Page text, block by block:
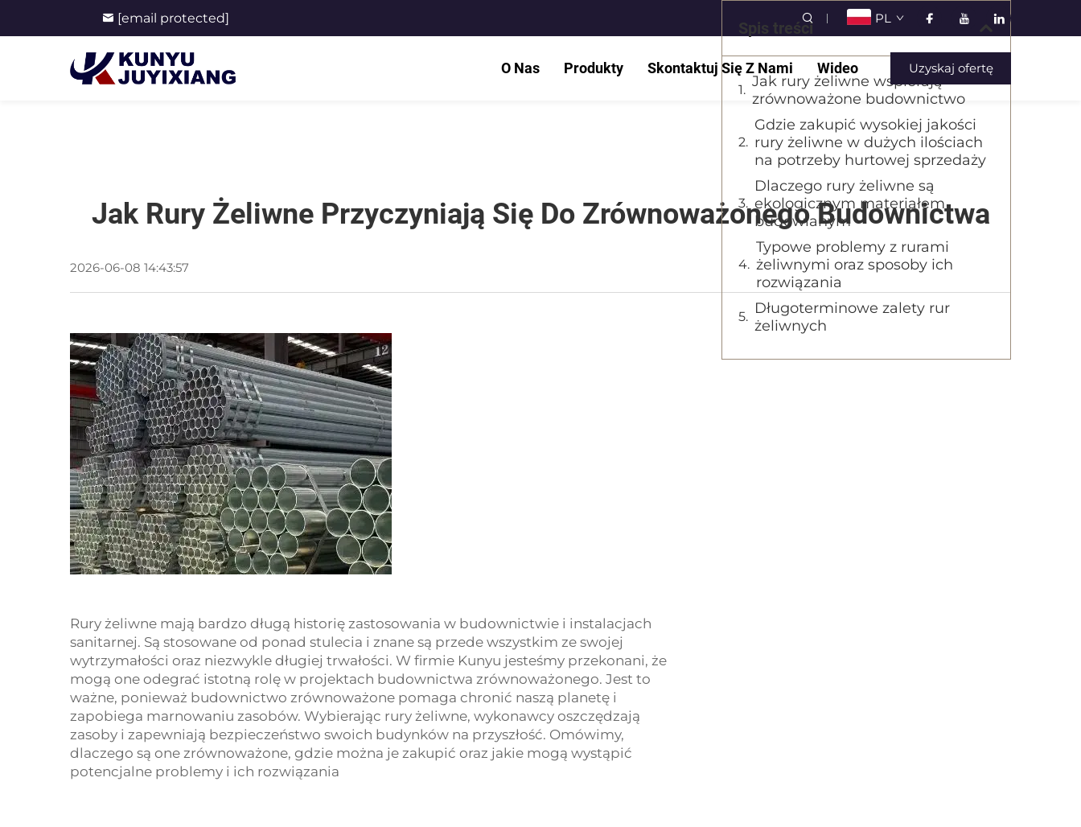
[email protected] PL
O Nas Produkty Skontaktuj Się Z Nami Wideo Uzyskaj ofertę
Jak Rury Żeliwne Przyczyniają Się Do Zrównoważonego Budownictwa
2026-06-08 14:43:57
Rury żeliwne mają bardzo długą historię zastosowania w budownictwie i instalacjach
sanitarnej. Są stosowane od ponad stulecia i znane są przede wszystkim ze swojej
wytrzymałości oraz niezwykle długiej trwałości. W firmie Kunyu jesteśmy przekonani, że
mogą one odegrać istotną rolę w projektach budownictwa zrównoważonego. Jest to
ważne, ponieważ budownictwo zrównoważone pomaga chronić naszą planetę i
zapobiega marnowaniu zasobów. Wybierając rury żeliwne, wykonawcy oszczędzają
zasoby i zapewniają bezpieczeństwo swoich budynków na przyszłość. Omówimy,
dlaczego są one zrównoważone, gdzie można je zakupić oraz jakie mogą wystąpić
potencjalne problemy i ich rozwiązania
Spis treści
Jak rury żeliwne wspierają
zrównoważone budownictwo
Gdzie zakupić wysokiej jakości
rury żeliwne w dużych ilościach
na potrzeby hurtowej sprzedaży
Dlaczego rury żeliwne są
ekologicznym materiałem
budowlanym
Typowe problemy z rurami
żeliwnymi oraz sposoby ich
rozwiązania
Długoterminowe zalety rur
żeliwnych